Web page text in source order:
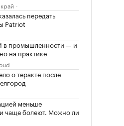
передать
Patriot
в промышленности — и
на практике
о теракте после
меньше
чаще болеют. Можно ли